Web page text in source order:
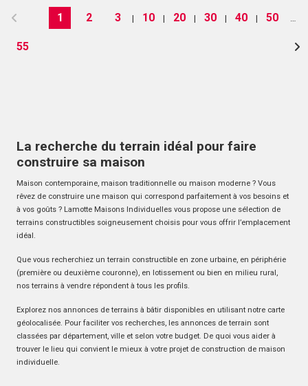
1 2 3 | 10 | 20 | 30 | 40 | 50
55
La recherche du terrain idéal pour faire
construire sa maison
Maison contemporaine, maison traditionnelle ou maison moderne ? Vous
rêvez de construire une maison qui correspond parfaitement à vos besoins et
à vos goûts ? Lamotte Maisons Individuelles vous propose une sélection de
terrains constructibles soigneusement choisis pour vous offrir l’emplacement
idéal.
Que vous recherchiez un terrain constructible en zone urbaine, en périphérie
(première ou deuxième couronne), en lotissement ou bien en milieu rural,
nos terrains à vendre répondent à tous les profils.
Explorez nos annonces de terrains à bâtir disponibles en utilisant notre carte
géolocalisée. Pour faciliter vos recherches, les annonces de terrain sont
classées par département, ville et selon votre budget. De quoi vous aider à
trouver le lieu qui convient le mieux à votre projet de construction de maison
individuelle.